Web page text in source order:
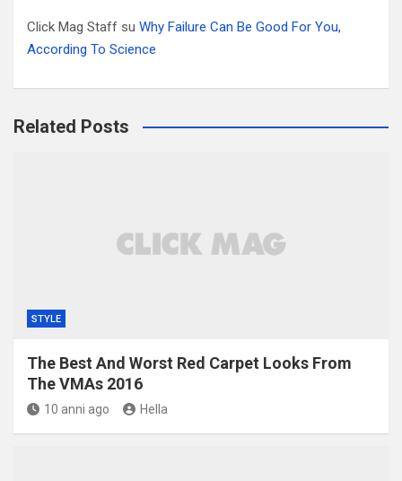
Click Mag Staff su Why Failure Can Be Good For You,
According To Science
Related Posts
STYLE
The Best And Worst Red Carpet Looks From
The VMAs 2016
10 anni ago Hella